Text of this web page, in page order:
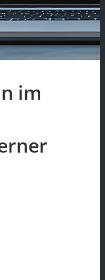
im